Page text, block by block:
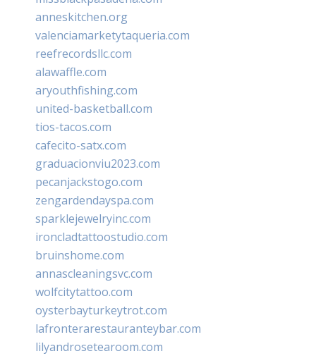
anneskitchen.org
valenciamarketytaqueria.com
reefrecordsllc.com
alawaffle.com
aryouthfishing.com
united-basketball.com
tios-tacos.com
cafecito-satx.com
graduacionviu2023.com
pecanjackstogo.com
zengardendayspa.com
sparklejewelryinc.com
ironcladtattoostudio.com
bruinshome.com
annascleaningsvc.com
wolfcitytattoo.com
oysterbayturkeytrot.com
lafronterarestauranteybar.com
lilyandrosetearoom.com